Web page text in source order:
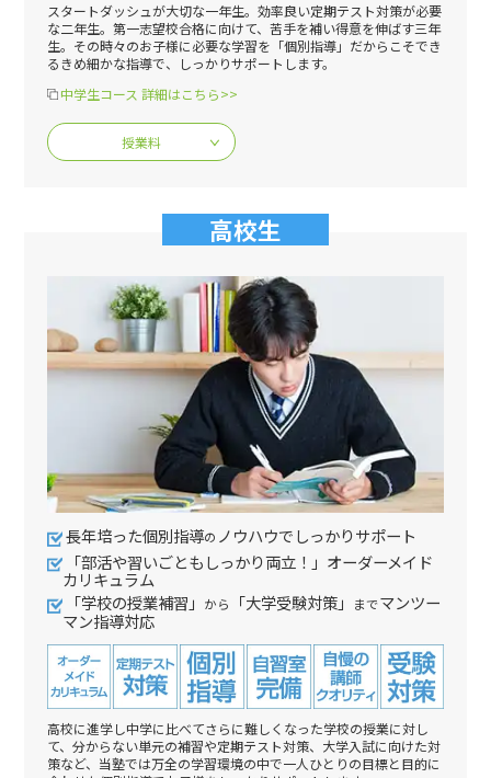
スタートダッシュが大切な一年生。効率良い定期テスト対策が必要
な二年生。第一志望校合格に向けて、苦手を補い得意を伸ばす三年
生。その時々のお子様に必要な学習を「個別指導」だからこそでき
るきめ細かな指導で、しっかりサポートします。
中学生コース 詳細はこちら>>
授業料
高校生
長年培った個別指導の ノウハウでしっかりサポート
「部活や習いごともしっかり両立！」オーダーメイド
カリキュラム
「学校の授業補習」
から 「大学受験対策」 までマンツー
マン指導対応
高校に進学し中学に比べてさらに難しくなった学校の授業に対し
て、分からない単元の補習や定期テスト対策、大学入試に向けた対
策など、当塾では万全の学習環境の中で一人ひとりの目標と目的に